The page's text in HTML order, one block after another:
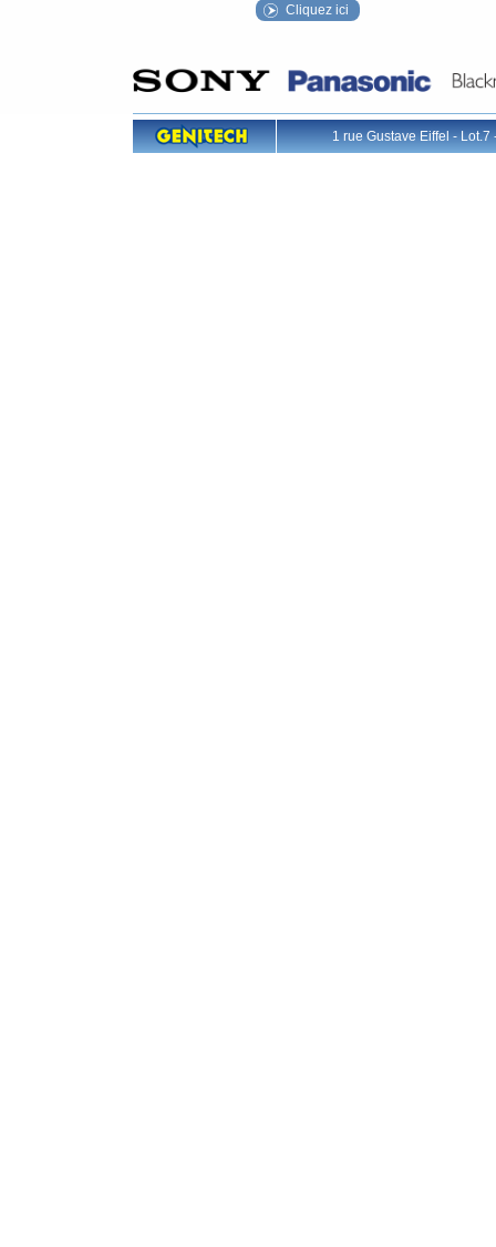
Cliquez ici
1 rue Gustave Eiffel -